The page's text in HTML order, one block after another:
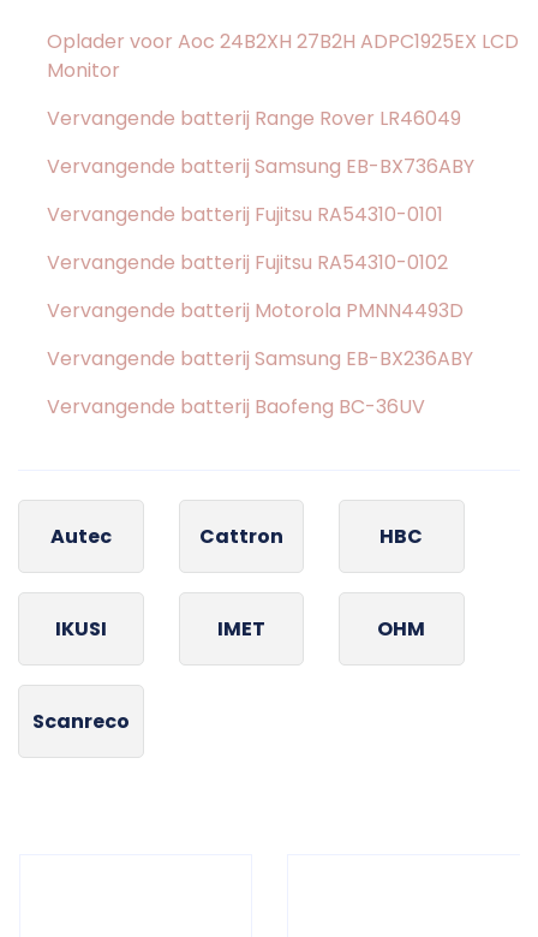
Oplader voor Aoc 24B2XH 27B2H ADPC1925EX LCD
Monitor
Vervangende batterij Range Rover LR46049
Vervangende batterij Samsung EB-BX736ABY
Vervangende batterij Fujitsu RA54310-0101
Vervangende batterij Fujitsu RA54310-0102
Vervangende batterij Motorola PMNN4493D
Vervangende batterij Samsung EB-BX236ABY
Vervangende batterij Baofeng BC-36UV
Autec Cattron HBC
IKUSI IMET OHM
Scanreco